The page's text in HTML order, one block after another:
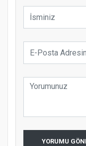
YORUMU